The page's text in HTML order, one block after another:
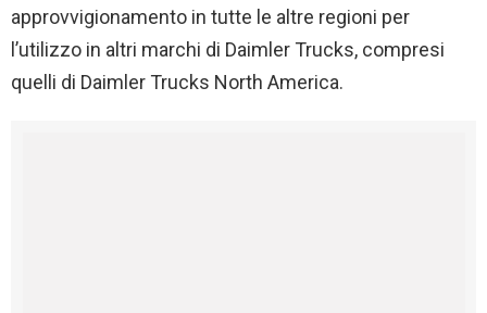
approvvigionamento in tutte le altre regioni per
l’utilizzo in altri marchi di Daimler Trucks, compresi
quelli di Daimler Trucks North America.